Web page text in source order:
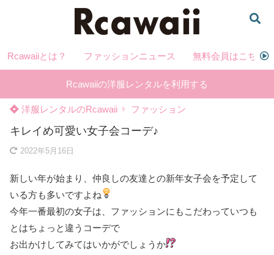
Rcawaiiとは？ ファッションニュース 無料会員はこちら
Rcawaiiの洋服レンタルを利用する
洋服レンタルのRcawaii ファッション
キレイめ可愛い女子会コーデ♪
2022年5月16日
新しい年が始まり、仲良しの友達との新年女子会を予定して
いる方も多いですよね
今年一番最初の女子は、ファッションにもこだわっていつも
とはちょっと違うコーデで
お出かけしてみてはいかがでしょうか